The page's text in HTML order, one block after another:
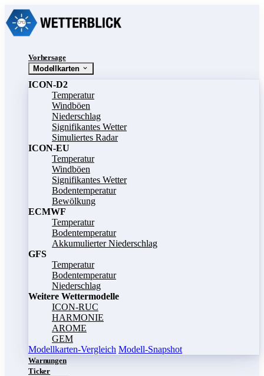
Vorhersage
Modellkarten
ICON-D2
Temperatur
Windböen
Niederschlag
Signifikantes Wetter
Simuliertes Radar
ICON-EU
Temperatur
Windböen
Signifikantes Wetter
Bodentemperatur
Bewölkung
ECMWF
Temperatur
Bodentemperatur
Akkumulierter Niederschlag
GFS
Temperatur
Bodentemperatur
Niederschlag
Weitere Wettermodelle
ICON-RUC
HARMONIE
AROME
GEM
Modellkarten-Vergleich Modell-Snapshot
Warnungen
Ticker